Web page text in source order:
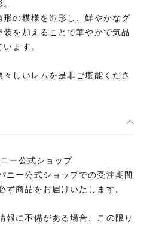
の模様を造形し、鮮やかなグ
を加えることで華やかで気品
ます。
しいレムを是非ご堪能くださ
ー公式ショップ
ニー公式ショップでの受注期間
ず商品をお届けいたします。
報に不備がある場合、この限り